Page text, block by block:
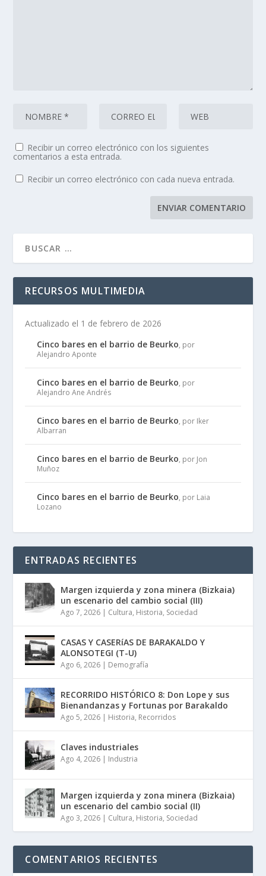
Recibir un correo electrónico con los siguientes
comentarios a esta entrada.
Recibir un correo electrónico con cada nueva entrada.
RECURSOS MULTIMEDIA
Actualizado el 1 de febrero de 2026
Cinco bares en el barrio de Beurko, por
Alejandro Aponte
Cinco bares en el barrio de Beurko, por
Alejandro Ane Andrés
Cinco bares en el barrio de Beurko, por Iker
Albarran
Cinco bares en el barrio de Beurko, por Jon
Muñoz
Cinco bares en el barrio de Beurko, por Laia
Lozano
ENTRADAS RECIENTES
Margen izquierda y zona minera (Bizkaia)
un escenario del cambio social (III)
Ago 7, 2026 Cultura, Historia, Sociedad
CASAS Y CASERíAS DE BARAKALDO Y
ALONSOTEGI (T-U)
Ago 6, 2026 Demografía
RECORRIDO HISTÓRICO 8: Don Lope y sus
Bienandanzas y Fortunas por Barakaldo
Ago 5, 2026 Historia, Recorridos
Claves industriales
Ago 4, 2026 Industria
Margen izquierda y zona minera (Bizkaia)
un escenario del cambio social (II)
Ago 3, 2026 Cultura, Historia, Sociedad
COMENTARIOS RECIENTES